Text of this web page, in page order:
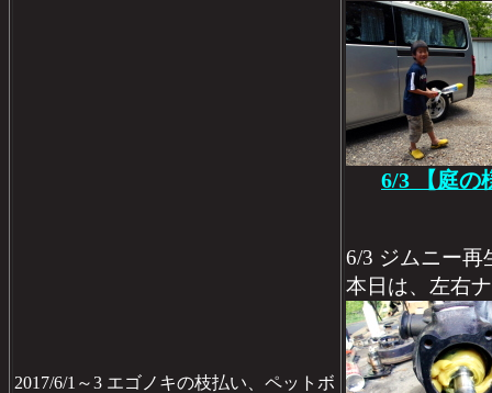
2017/6/1～3 エゴノキの枝払い、ペットボ
6/3 【庭の
6/3 ジムニー再
本日は、左右